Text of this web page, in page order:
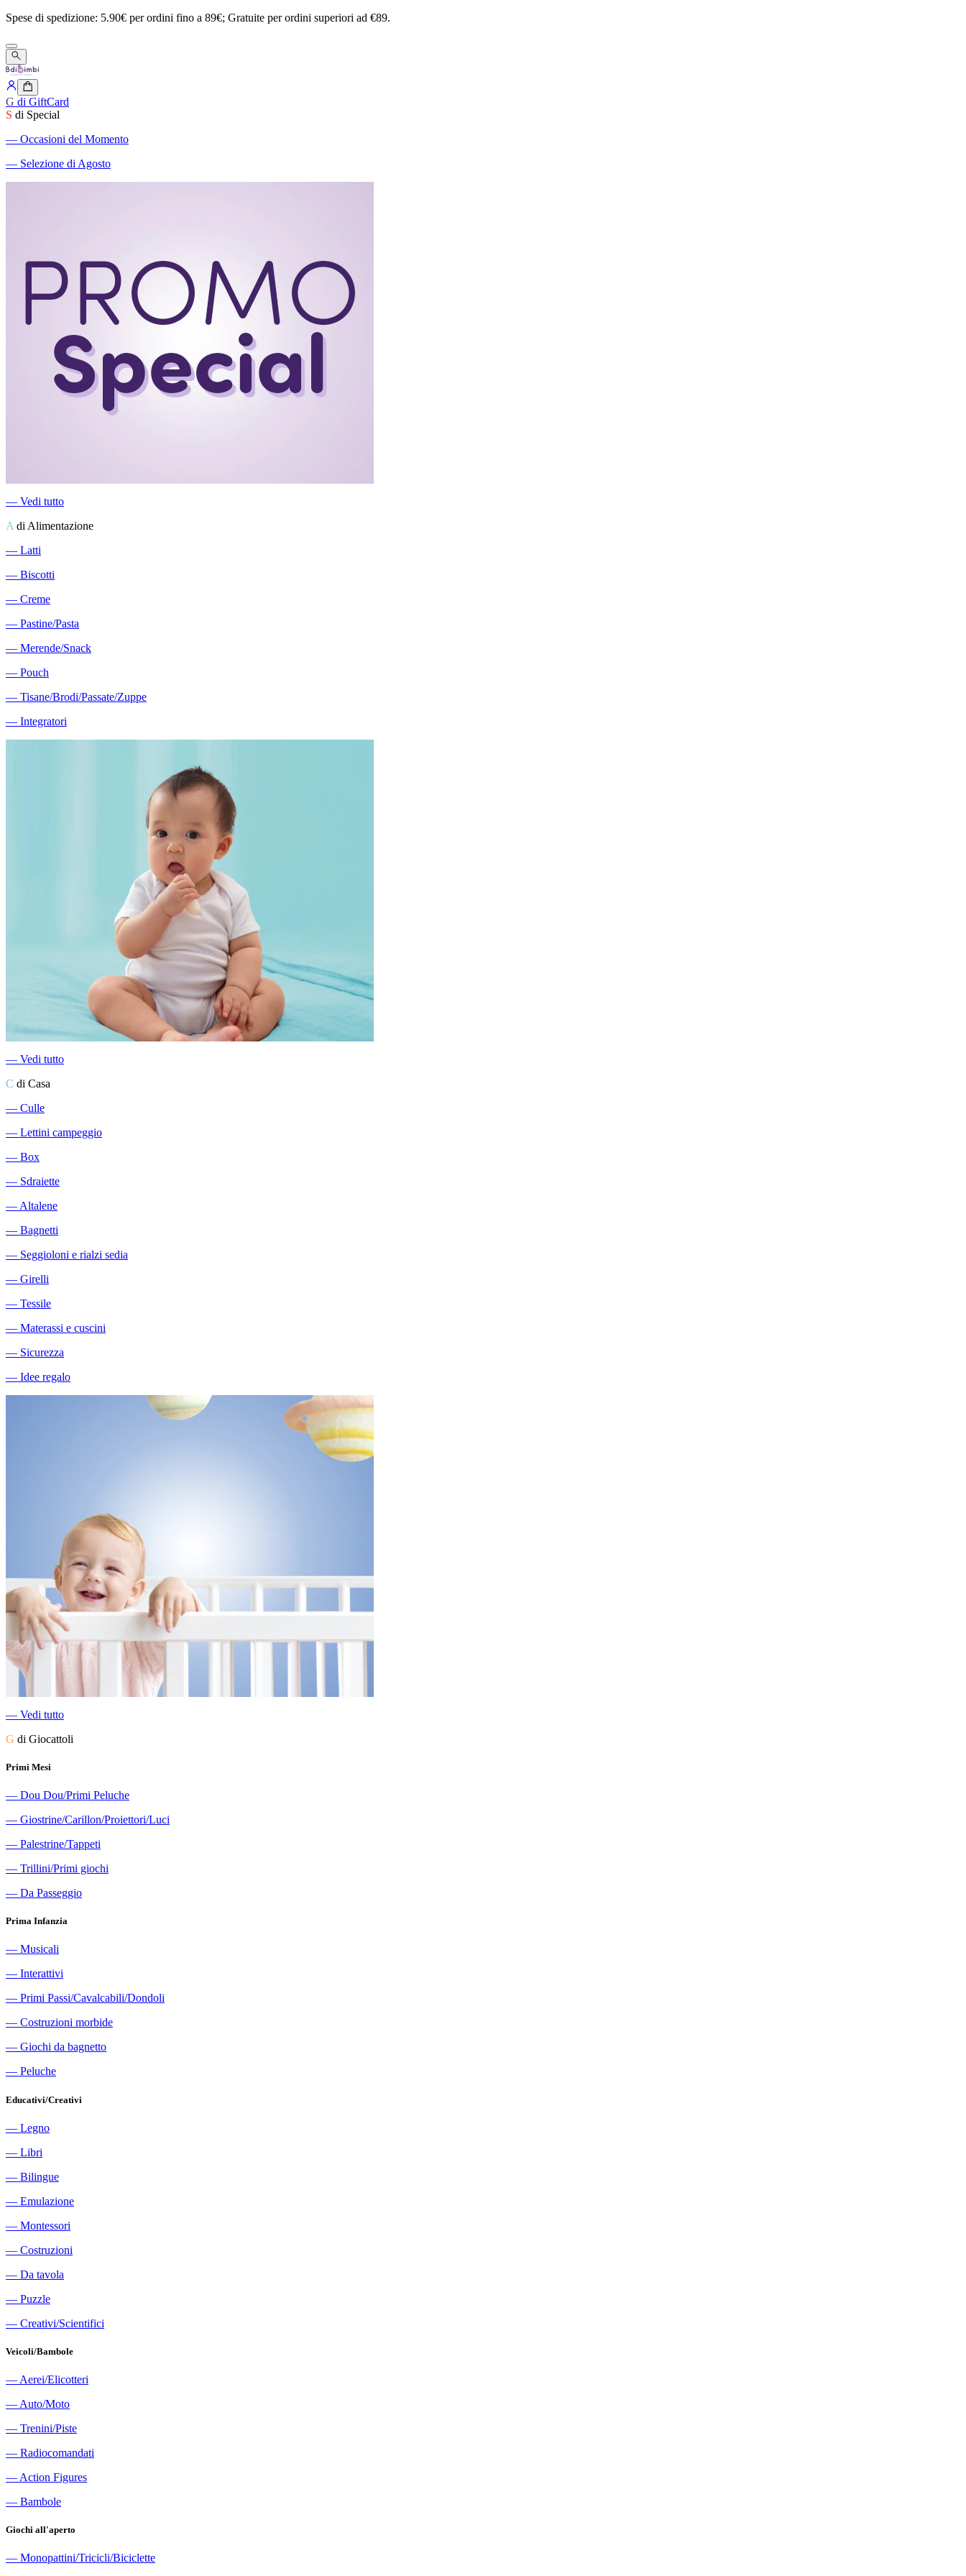
Spese di spedizione: 5.90€ perordini fino a 89€; Gratuite perordini superiori ad €89.
G di GiftCard
S di Special
― Occasioni del Momento
― Selezione di Agosto
― Vedi tutto
A di Alimentazione
― Latti
― Biscotti
― Creme
― Pastine/Pasta
― Merende/Snack
― Pouch
― Tisane/Brodi/Passate/Zuppe
― Integratori
― Vedi tutto
C di Casa
― Culle
― Lettini campeggio
― Box
― Sdraiette
― Altalene
― Bagnetti
― Seggioloni e rialzi sedia
― Girelli
― Tessile
― Materassi e cuscini
― Sicurezza
― Idee regalo
― Vedi tutto
G di Giocattoli
Primi Mesi
― Dou Dou/Primi Peluche
― Giostrine/Carillon/Proiettori/Luci
― Palestrine/Tappeti
― Trillini/Primi giochi
― Da Passeggio
Prima Infanzia
― Musicali
― Interattivi
― Primi Passi/Cavalcabili/Dondoli
― Costruzioni morbide
― Giochi da bagnetto
― Peluche
Educativi/Creativi
― Legno
― Libri
― Bilingue
― Emulazione
― Montessori
― Costruzioni
― Da tavola
― Puzzle
― Creativi/Scientifici
Veicoli/Bambole
― Aerei/Elicotteri
― Auto/Moto
― Trenini/Piste
― Radiocomandati
― Action Figures
― Bambole
Giochi all'aperto
― Monopattini/Tricicli/Biciclette